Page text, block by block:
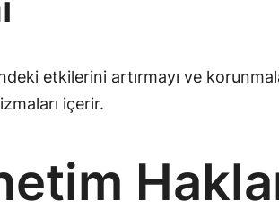
etkilerini artırmayı ve
içerir.